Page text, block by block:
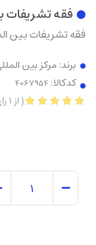
فقه تشریفات
فقه تشریفات بین
برند: مرکز بین
کدکالا:
(از1